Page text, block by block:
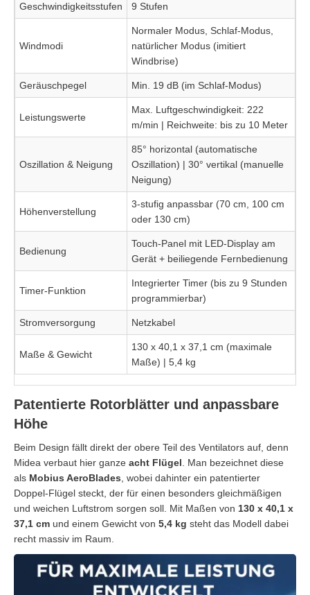
Geschwindigkeitsstufen 9 Stufen
Windmodi
Normaler Modus, Schlaf-Modus,
natürlicher Modus (imitiert
Windbrise)
Geräuschpegel Min. 19 dB (im Schlaf-Modus)
Leistungswerte
Max. Luftgeschwindigkeit: 222
m/min | Reichweite: bis zu 10 Meter
Oszillation & Neigung
85° horizontal (automatische
Oszillation) | 30° vertikal (manuelle
Neigung)
Höhenverstellung
3-stufig anpassbar (70 cm, 100 cm
oder 130 cm)
Bedienung
Touch-Panel mit LED-Display am
Gerät + beiliegende Fernbedienung
Timer-Funktion
Integrierter Timer (bis zu 9 Stunden
programmierbar)
Stromversorgung Netzkabel
Maße & Gewicht
130 x 40,1 x 37,1 cm (maximale
Maße) | 5,4 kg
Patentierte Rotorblätter und anpassbare
Höhe
Beim Design fällt direkt der obere Teil des Ventilators auf, denn
Midea verbaut hier ganze acht Flügel. Man bezeichnet diese
als Mobius AeroBlades, wobei dahinter ein patentierter
Doppel-Flügel steckt, der für einen besonders gleichmäßigen
und weichen Luftstrom sorgen soll. Mit Maßen von 130 x 40,1 x
37,1 cm und einem Gewicht von 5,4 kg steht das Modell dabei
recht massiv im Raum.